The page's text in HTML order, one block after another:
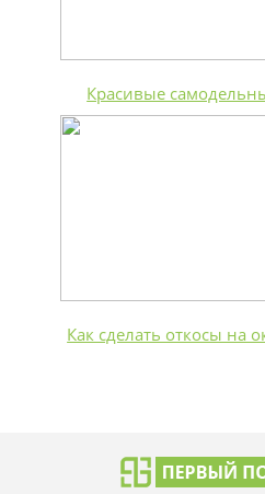
Красивые
Как сделать откосы на